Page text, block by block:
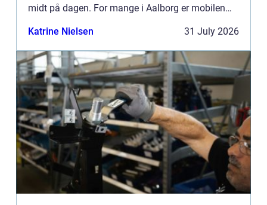
midt på dagen. For mange i Aalborg er mobilen
Derfor er ip...
Katrine Nielsen 31 July 2026